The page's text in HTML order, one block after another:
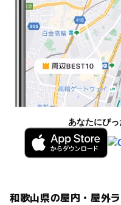
あなたにぴ
和歌山県の屋内・屋外